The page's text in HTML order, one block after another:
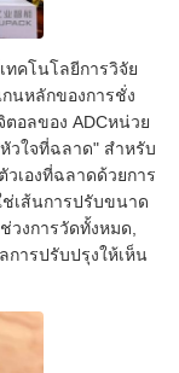
ทคโนโลยีการวิจัย
นหลักของการชั่ง
อลของ ADCหน่วย
วใจที่ฉลาด" สําหรับ
เองที่ฉลาดด้วยการ
เส้นการปรับขนาด
วงการวัดทั้งหมด,
การปรับปรุงให้เห็น